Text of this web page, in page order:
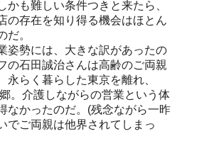
かも難しい条件つきと来たら、
の存在を知り得る機会はほとん
だ。
姿勢には、大きな訳があったの
の石田誠治さんは高齢のご両親
永らく暮らした東京を離れ、
。介護しながらの営業という体
なかったのだ。(残念ながら一昨
でご両親は他界されてしまっ